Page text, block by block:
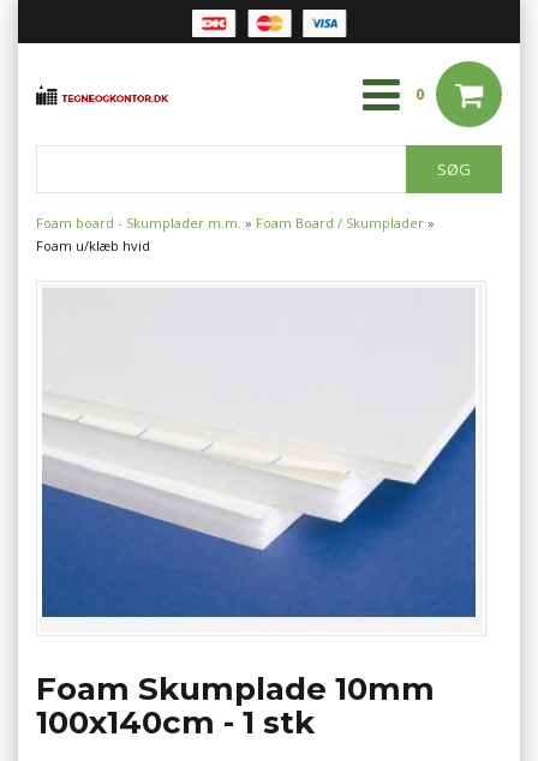
0
Foam board - Skumplader m.m. » Foam Board / Skumplader »
Foam u/klæb hvid
Foam Skumplade 10mm
100x140cm - 1 stk